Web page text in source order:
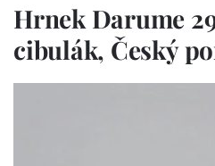
Hrnek Darume
cibulák, Český